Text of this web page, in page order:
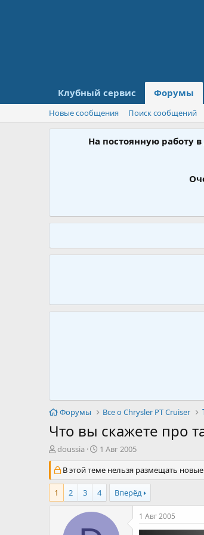
Клубный сервис Форумы
Новые сообщения Поиск сообщений
На постоянную работу
Форумы Все о Chrysler PT Cruiser
Что вы скажете про
А
т
о
р
т
doussia
Д
т
а
н
а
ч
1 Авг 2005
В этой теме нельзя размещать
1 2 3 4 Вперёд
1 Авг 2005